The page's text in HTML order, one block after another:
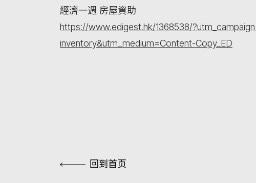
經濟一週 房屋資助
https://www.edigest.hk/1368538/
inventory&utm_medium=Content-Copy_ED
回到首页